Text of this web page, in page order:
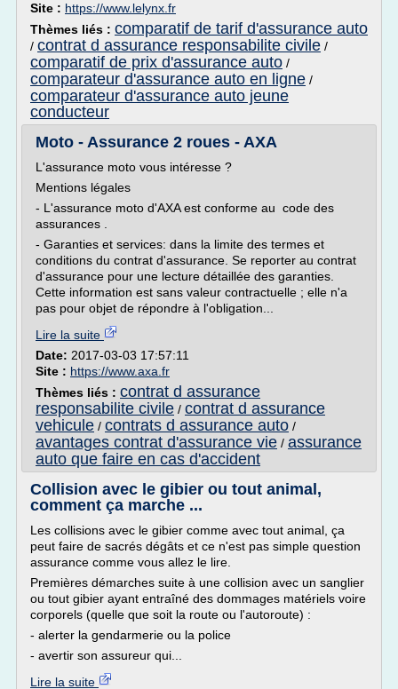
Site : https://www.lelynx.fr
Thèmes liés : comparatif de tarif d'assurance auto
/ contrat d assurance responsabilite civile /
comparatif de prix d'assurance auto /
comparateur d'assurance auto en ligne /
comparateur d'assurance auto jeune
conducteur
Moto - Assurance 2 roues - AXA
L'assurance moto vous intéresse ?
Mentions légales
- L'assurance moto d'AXA est conforme au code des
assurances .
- Garanties et services: dans la limite des termes et
conditions du contrat d'assurance. Se reporter au contrat
d'assurance pour une lecture détaillée des garanties.
Cette information est sans valeur contractuelle ; elle n'a
pas pour objet de répondre à l'obligation...
Lire la suite
Date: 2017-03-03 17:57:11
Site : https://www.axa.fr
Thèmes liés : contrat d assurance
responsabilite civile / contrat d assurance
vehicule / contrats d assurance auto /
avantages contrat d'assurance vie / assurance
auto que faire en cas d'accident
Collision avec le gibier ou tout animal,
comment ça marche ...
Les collisions avec le gibier comme avec tout animal, ça
peut faire de sacrés dégâts et ce n'est pas simple question
assurance comme vous allez le lire.
Premières démarches suite à une collision avec un sanglier
ou tout gibier ayant entraîné des dommages matériels voire
corporels (quelle que soit la route ou l'autoroute) :
- alerter la gendarmerie ou la police
- avertir son assureur qui...
Lire la suite